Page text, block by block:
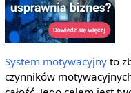
System motywacyjnyto
czynników